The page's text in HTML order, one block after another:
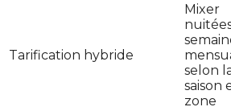
Tarification hybride
Mixer
selon
saison
zone